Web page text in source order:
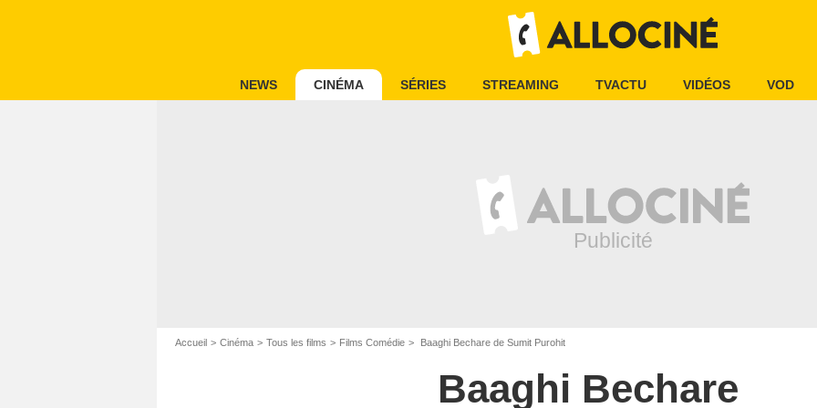
NEWS CINÉMA SÉRIES STREAMING TVACTU VIDÉOS VOD
Accueil Cinéma Tous les films Films Comédie Baaghi Bechare de Sumit Purohit
Baaghi Bechare